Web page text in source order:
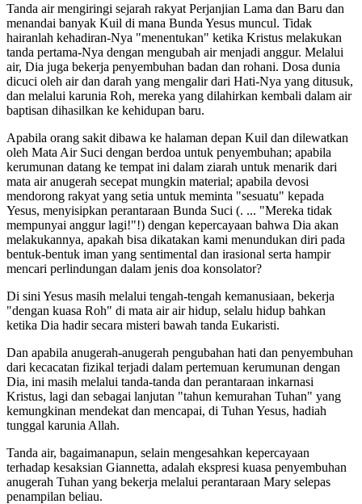
Tanda air mengiringi sejarah rakyat Perjanjian Lama dan Baru dan
menandai banyak Kuil di mana Bunda Yesus muncul. Tidak
hairanlah kehadiran-Nya "menentukan" ketika Kristus melakukan
tanda pertama-Nya dengan mengubah air menjadi anggur. Melalui
air, Dia juga bekerja penyembuhan badan dan rohani. Dosa dunia
dicuci oleh air dan darah yang mengalir dari Hati-Nya yang ditusuk,
dan melalui karunia Roh, mereka yang dilahirkan kembali dalam air
baptisan dihasilkan ke kehidupan baru.
Apabila orang sakit dibawa ke halaman depan Kuil dan dilewatkan
oleh Mata Air Suci dengan berdoa untuk penyembuhan; apabila
kerumunan datang ke tempat ini dalam ziarah untuk menarik dari
mata air anugerah secepat mungkin material; apabila devosi
mendorong rakyat yang setia untuk meminta "sesuatu" kepada
Yesus, menyisipkan perantaraan Bunda Suci (. ... "Mereka tidak
mempunyai anggur lagi!"!) dengan kepercayaan bahwa Dia akan
melakukannya, apakah bisa dikatakan kami menundukan diri pada
bentuk-bentuk iman yang sentimental dan irasional serta hampir
mencari perlindungan dalam jenis doa konsolator?
Di sini Yesus masih melalui tengah-tengah kemanusiaan, bekerja
"dengan kuasa Roh" di mata air air hidup, selalu hidup bahkan
ketika Dia hadir secara misteri bawah tanda Eukaristi.
Dan apabila anugerah-anugerah pengubahan hati dan penyembuhan
dari kecacatan fizikal terjadi dalam pertemuan kerumunan dengan
Dia, ini masih melalui tanda-tanda dan perantaraan inkarnasi
Kristus, lagi dan sebagai lanjutan "tahun kemurahan Tuhan" yang
kemungkinan mendekat dan mencapai, di Tuhan Yesus, hadiah
tunggal karunia Allah.
Tanda air, bagaimanapun, selain mengesahkan kepercayaan
terhadap kesaksian Giannetta, adalah ekspresi kuasa penyembuhan
anugerah Tuhan yang bekerja melalui perantaraan Mary selepas
penampilan beliau.